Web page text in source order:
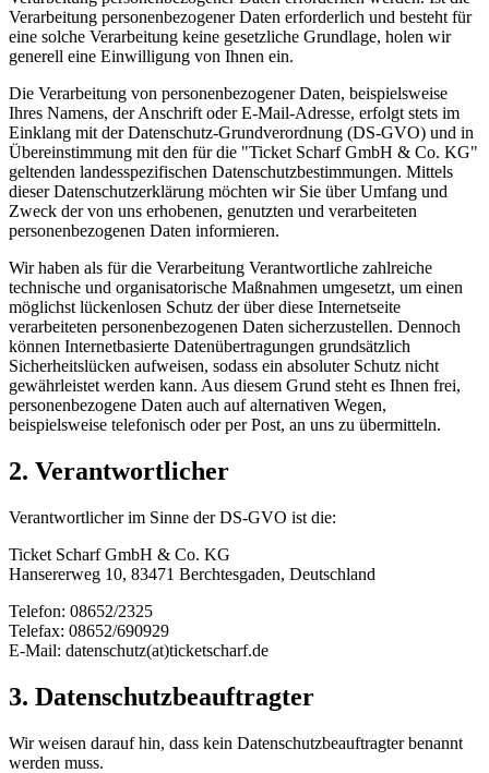
Verarbeitung personenbezogener Daten erforderlich und besteht für
eine solche Verarbeitung keine gesetzliche Grundlage, holen wir
generell eine Einwilligung von Ihnen ein.
Die Verarbeitung von personenbezogener Daten, beispielsweise
Ihres Namens, der Anschrift oder E-Mail-Adresse, erfolgt stets im
Einklang mit der Datenschutz-Grundverordnung (DS-GVO) und in
Übereinstimmung mit den für die "Ticket Scharf GmbH & Co. KG"
geltenden landesspezifischen Datenschutzbestimmungen. Mittels
dieser Datenschutzerklärung möchten wir Sie über Umfang und
Zweck der von uns erhobenen, genutzten und verarbeiteten
personenbezogenen Daten informieren.
Wir haben als für die Verarbeitung Verantwortliche zahlreiche
technische und organisatorische Maßnahmen umgesetzt, um einen
möglichst lückenlosen Schutz der über diese Internetseite
verarbeiteten personenbezogenen Daten sicherzustellen. Dennoch
können Internetbasierte Datenübertragungen grundsätzlich
Sicherheitslücken aufweisen, sodass ein absoluter Schutz nicht
gewährleistet werden kann. Aus diesem Grund steht es Ihnen frei,
personenbezogene Daten auch auf alternativen Wegen,
beispielsweise telefonisch oder per Post, an uns zu übermitteln.
2. Verantwortlicher
Verantwortlicher im Sinne der DS-GVO ist die:
Ticket Scharf GmbH & Co. KG
Hansererweg 10, 83471 Berchtesgaden, Deutschland
Telefon: 08652/2325
Telefax: 08652/690929
E-Mail: datenschutz(at)ticketscharf.de
3. Datenschutzbeauftragter
Wir weisen darauf hin, dass kein Datenschutzbeauftragter benannt
werden muss.